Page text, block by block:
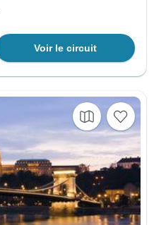
Voir le circuit